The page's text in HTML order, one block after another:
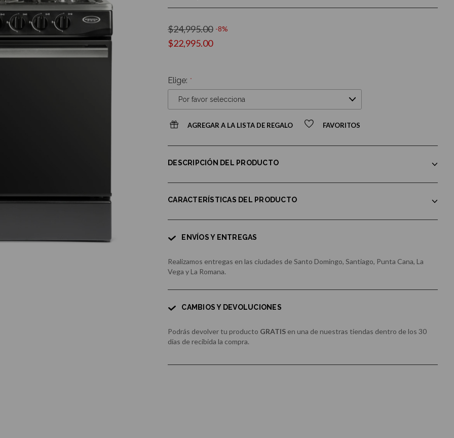
$22,995.00
$24,995.00 -8%
Elige:
AGREGAR A LA LISTA DE REGALO FAVORITOS
DESCRIPCIÓN DEL PRODUCTO
CARACTERÍSTICAS DEL PRODUCTO
ENVÍOS Y ENTREGAS
Realizamos entregas en las ciudades de Santo Domingo, Santiago, Punta Cana, La
Vega y La Romana.
CAMBIOS Y DEVOLUCIONES
Podrás devolver tu producto GRATIS en una de nuestras tiendas dentro de los 30
días de recibida la compra.